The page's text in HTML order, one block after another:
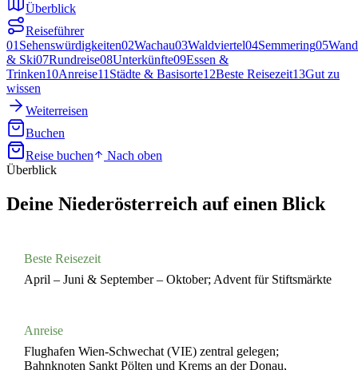
Überblick
Reiseführer
01 Sehenswürdigkeiten02Wachau03Waldviertel04Semmering05
& Ski07Rundreise08Unterkünfte09Essen &
Trinken10Anreise11 Städte & Basisorte12Beste Reisezeit13Gut zu
wissen
Weiterreisen
Buchen
Reise buchen
Nach oben
Überblick
Deine Niederösterreich auf einen Blick
Beste Reisezeit
April – Juni & September – Oktober; Advent für Stiftsmärkte
Anreise
Flughafen Wien-Schwechat (VIE) zentral gelegen;
Bahnknoten Sankt Pölten und Krems an der Donau,